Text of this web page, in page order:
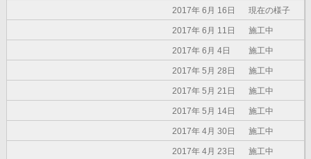
2017年 6月 16日 現在の様子
2017年 6月 11日 施工中
2017年 6月 4日 施工中
2017年 5月 28日 施工中
2017年 5月 21日 施工中
2017年 5月 14日 施工中
2017年 4月 30日 施工中
2017年 4月 23日 施工中